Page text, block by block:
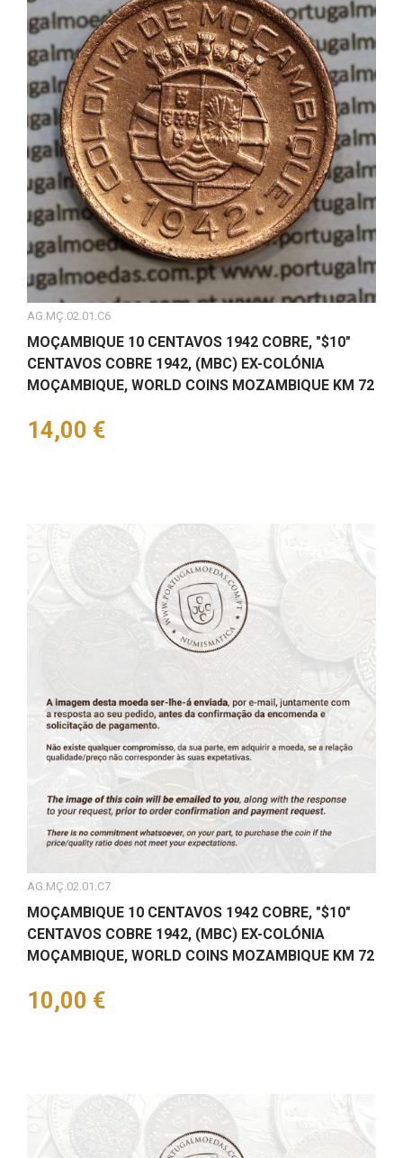
AG.MÇ.02.01.C6
MOÇAMBIQUE 10 CENTAVOS 1942 COBRE, "$10"
CENTAVOS COBRE 1942, (MBC) EX-COLÓNIA
MOÇAMBIQUE, WORLD COINS MOZAMBIQUE KM 72
Preço
14,00 €
AG.MÇ.02.01.C7
MOÇAMBIQUE 10 CENTAVOS 1942 COBRE, "$10"
CENTAVOS COBRE 1942, (MBC) EX-COLÓNIA
MOÇAMBIQUE, WORLD COINS MOZAMBIQUE KM 72
Preço
10,00 €